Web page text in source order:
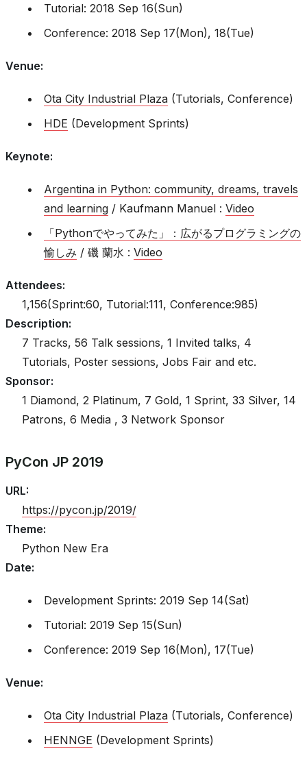
Tutorial: 2018 Sep 16(Sun)
Conference: 2018 Sep 17(Mon), 18(Tue)
Venue:
Ota City Industrial Plaza (Tutorials, Conference)
HDE (Development Sprints)
Keynote:
Argentina in Python: community, dreams, travels
and learning / Kaufmann Manuel : Video
「Pythonでやってみた」：広がるプログラミングの
愉しみ / 磯 蘭水 : Video
Attendees:
1,156(Sprint:60, Tutorial:111, Conference:985)
Description:
7 Tracks, 56 Talk sessions, 1 Invited talks, 4
Tutorials, Poster sessions, Jobs Fair and etc.
Sponsor:
1 Diamond, 2 Platinum, 7 Gold, 1 Sprint, 33 Silver, 14
Patrons, 6 Media , 3 Network Sponsor
PyCon JP 2019
URL:
https://pycon.jp/2019/
Theme:
Python New Era
Date:
Development Sprints: 2019 Sep 14(Sat)
Tutorial: 2019 Sep 15(Sun)
Conference: 2019 Sep 16(Mon), 17(Tue)
Venue:
Ota City Industrial Plaza (Tutorials, Conference)
HENNGE (Development Sprints)